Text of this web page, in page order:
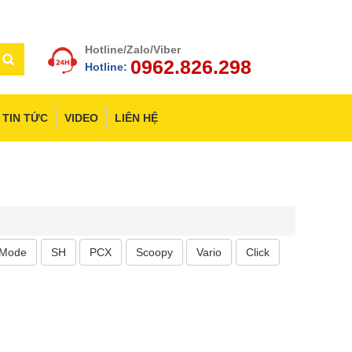
Hotline/Zalo/Viber
Hotline: 0962.826.298
TIN TỨC VIDEO LIÊN HỆ
SH PCX Scoopy Vario Click